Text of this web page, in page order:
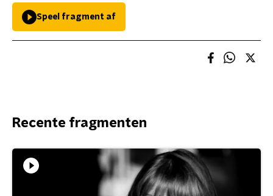
Speel fragment af
Recente fragmenten